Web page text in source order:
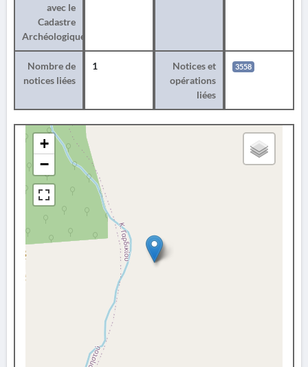
avec le
Cadastre
Archéologique
Nombre de
notices liées
1
Notices et
opérations
liées
3558
+
−